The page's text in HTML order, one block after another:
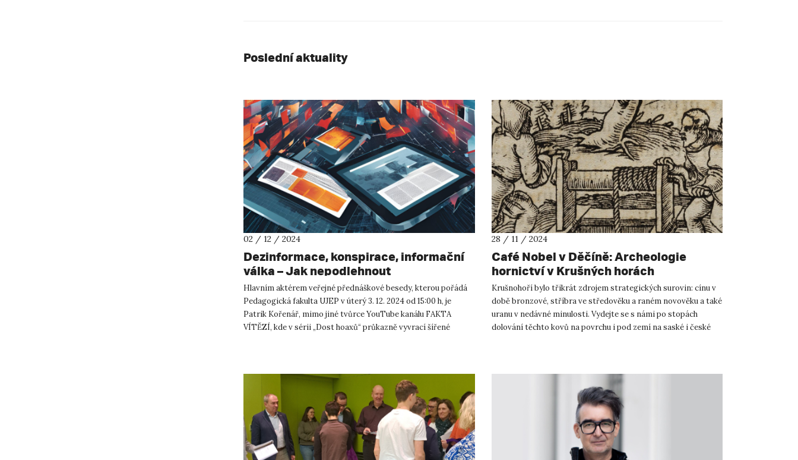
Poslední aktuality
02 / 12 / 2024
Dezinformace, konspirace, informační
válka – Jak nepodlehnout
Hlavním aktérem veřejné přednáškové besedy, kterou pořádá
Pedagogická fakulta UJEP v úterý 3. 12. 2024 od 15:00 h, je
Patrik Kořenář, mimo jiné tvůrce YouTube kanálu FAKTA
VÍTĚZÍ, kde v sérii „Dost hoaxů“ průkazně vyvrací šířené
28 / 11 / 2024
Café Nobel v Děčíně: Archeologie
hornictví v Krušných horách
Krušnohoří bylo třikrát zdrojem strategických surovin: cínu v
době bronzové, stříbra ve středověku a raném novověku a také
uranu v nedávné minulosti. Vydejte se s námi po stopách
dolování těchto kovů na povrchu i pod zemí na saské i české